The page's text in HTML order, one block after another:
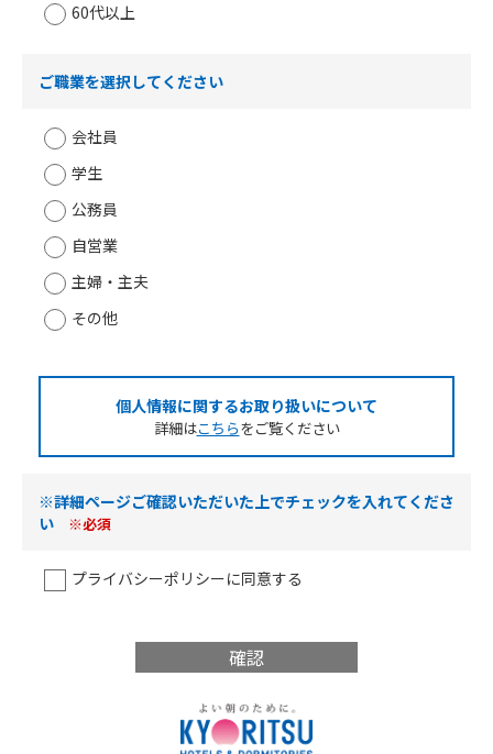
60代以上
ご職業を選択してください
会社員
学生
公務員
自営業
主婦・主夫
その他
個人情報に関するお取り扱いについて
詳細はこちらをご覧ください
※詳細ページご確認いただいた上でチェックを入れてくださ
い
※必須
プライバシーポリシーに同意する